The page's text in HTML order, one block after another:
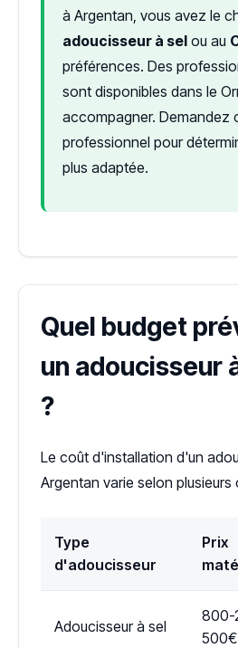
à Argentan, vous avez le
adoucisseur à sel ou au
préférences. Des
sont disponibles dans le
accompagner. Demandez
professionnel pour
plus adaptée.
Quel budget
un adoucisseur
?
Le coût d'installation d'un
Argentan varie selon plusieurs
Type
d'adoucisseur
Prix
Adoucisseur à sel
800-
500€